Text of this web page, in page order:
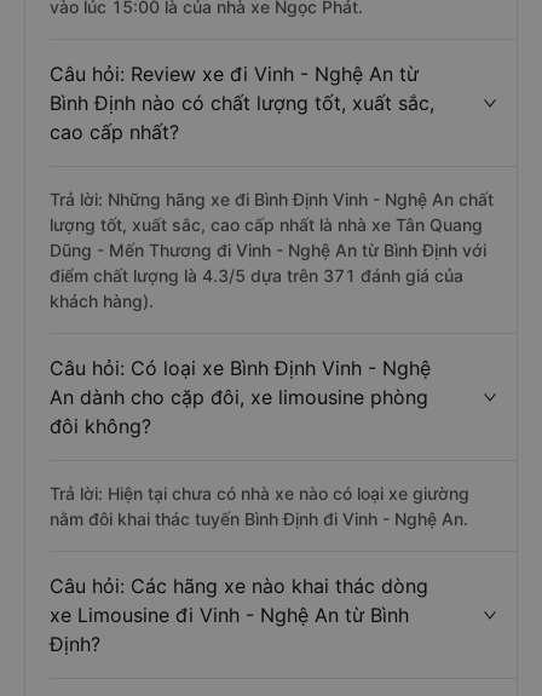
vào lúc 15:00 là của nhà xe Ngọc Phát.
Câu hỏi: Review xe đi Vinh - Nghệ An từ
Bình Định nào có chất lượng tốt, xuất sắc,
cao cấp nhất?
Trả lời: Những hãng xe đi Bình Định Vinh - Nghệ An chất
lượng tốt, xuất sắc, cao cấp nhất là nhà xe Tân Quang
Dũng - Mến Thương đi Vinh - Nghệ An từ Bình Định với
điểm chất lượng là 4.3/5 dựa trên 371 đánh giá của
khách hàng).
Câu hỏi: Có loại xe Bình Định Vinh - Nghệ
An dành cho cặp đôi, xe limousine phòng
đôi không?
Trả lời: Hiện tại chưa có nhà xe nào có loại xe giường
nằm đôi khai thác tuyến Bình Định đi Vinh - Nghệ An.
Câu hỏi: Các hãng xe nào khai thác dòng
xe Limousine đi Vinh - Nghệ An từ Bình
Định?